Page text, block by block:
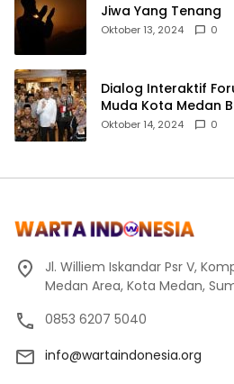
Jiwa Yang Tenang
Oktober 13, 2024 0
Dialog Interaktif
Muda Kota Medan
Oktober 14, 2024 0
Jl. Williem Iskandar Psr V,
Medan Area, Kota Medan,
0853 6207 5040
info@wartaindonesia.org